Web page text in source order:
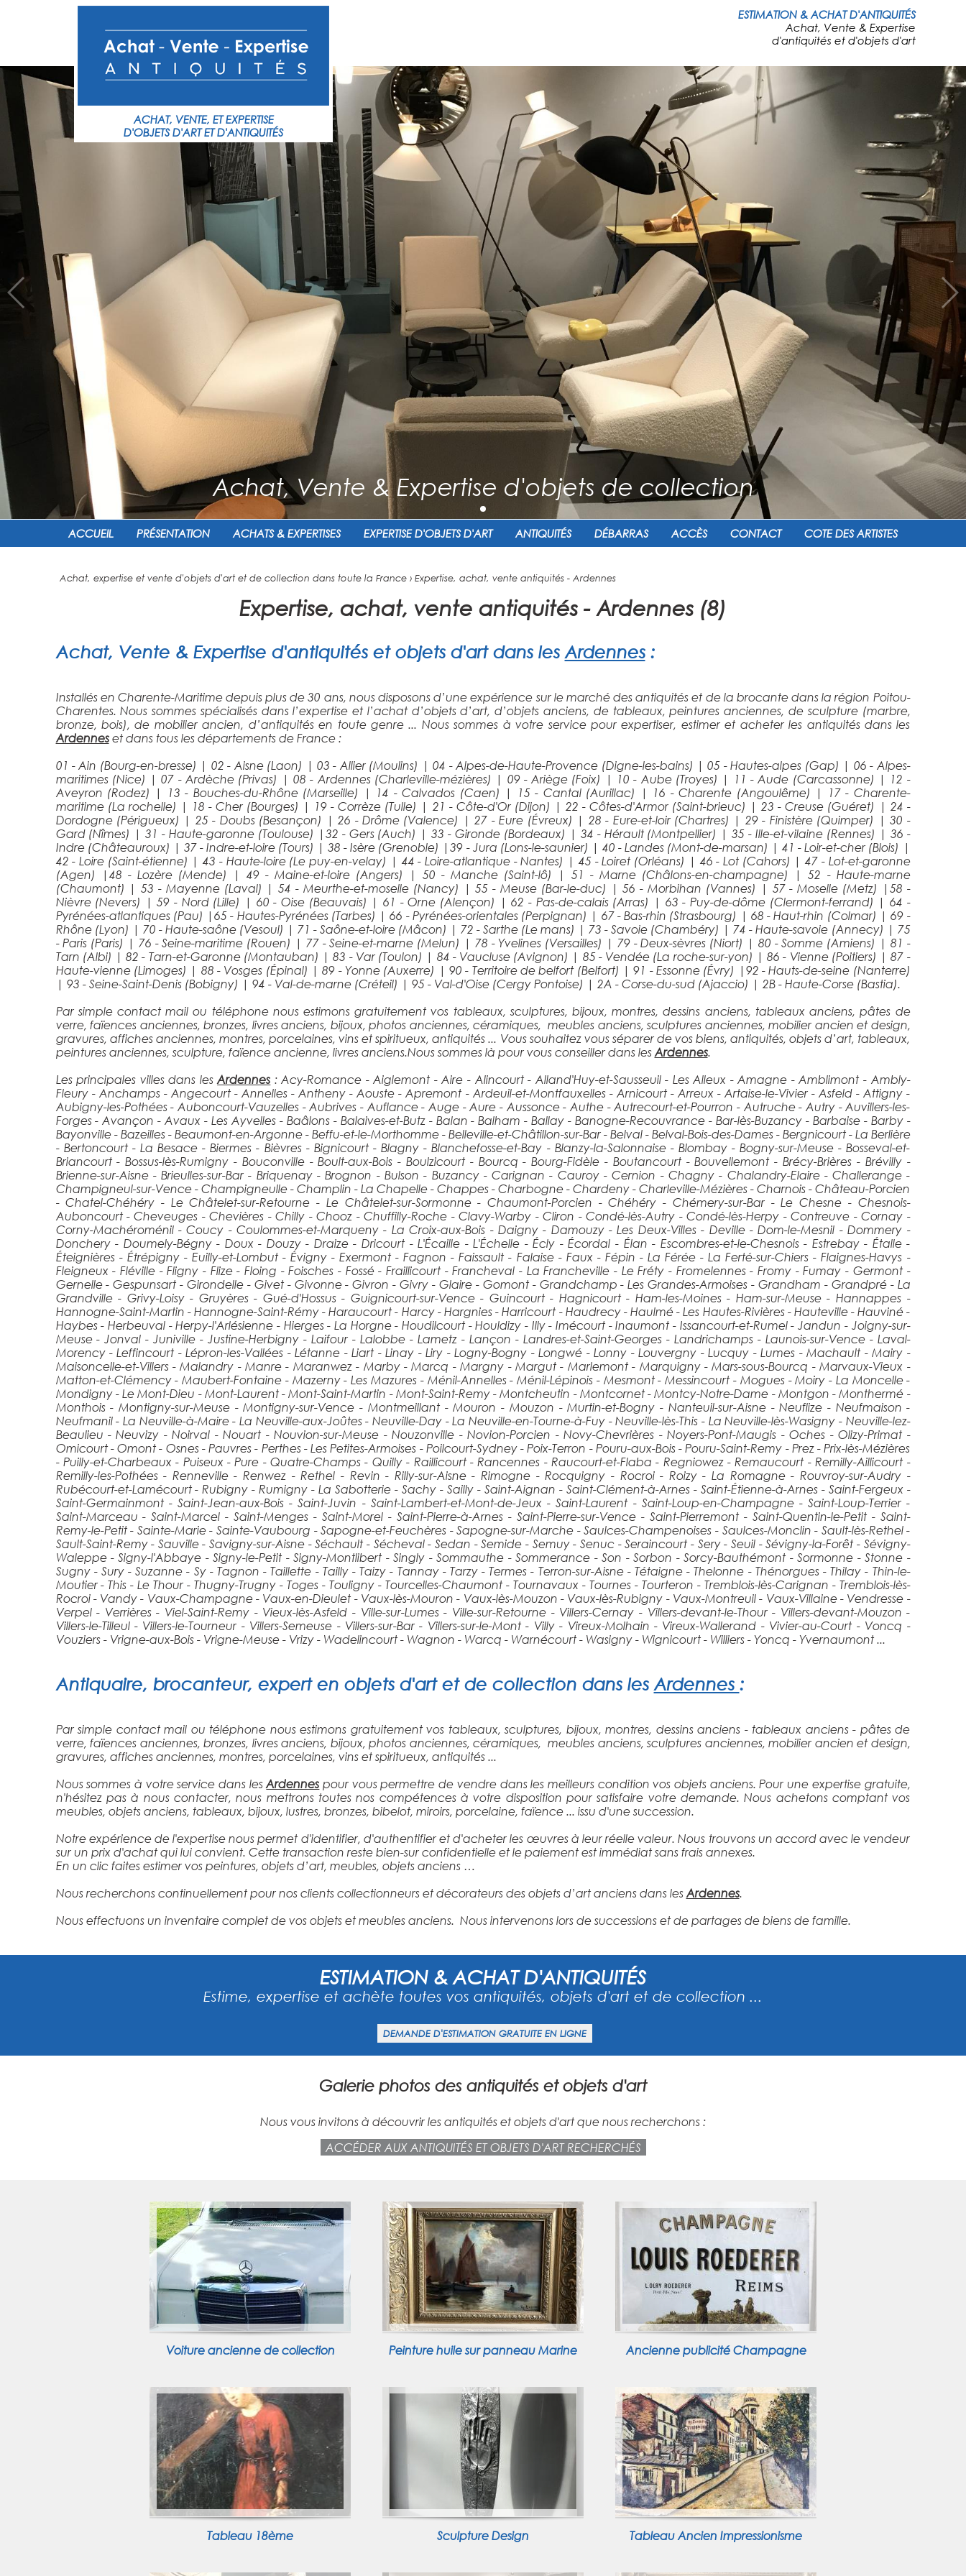
ESTIMATION & ACHAT D'ANTIQUITÉS
Achat, Vente & Expertise
d'antiquités et d'objets d'art
ACHAT, VENTE, ET EXPERTISE
D'OBJETS D'ART ET D'ANTIQUITÉS
Achat, Vente & Expertise d'objets de collection
ACCUEIL PRÉSENTATION ACHATS & EXPERTISES EXPERTISE D'OBJETS D'ART ANTIQUITÉS DÉBARRAS ACCÈS CONTACT COTE DES ARTISTES
Achat, expertise et vente d'objets d'art et de collection dans toute la France› Expertise, achat, vente antiquités - Ardennes
Expertise, achat, vente antiquités - Ardennes (8)
Achat, Vente & Expertise d'antiquités et objets d'art dans les Ardennes:
Installés en Charente-Maritime depuis plus de 30 ans, nous disposons d’une expérience sur le marché des antiquités et de la brocante dans la région Poitou-
Charentes. Nous sommes spécialisés dans l’expertise et l’achat d’objets d’art, d’objets anciens, de tableaux, peintures anciennes, de sculpture (marbre,
bronze, bois), de mobilier ancien, d’antiquités en toute genre ... Nous sommes à votre service pour expertiser, estimer et acheter les antiquités dans les
Ardenneset dans tous les départements de France :
01 - Ain (Bourg-en-bresse) | 02 - Aisne (Laon) | 03 - Allier (Moulins) | 04 - Alpes-de-Haute-Provence (Digne-les-bains) | 05 - Hautes-alpes (Gap) | 06 - Alpes-
maritimes (Nice) |07 - Ardèche (Privas) | 08 - Ardennes (Charleville-mézières) | 09 - Ariège (Foix) | 10 - Aube (Troyes) | 11 - Aude (Carcassonne) |
12 -
Aveyron (Rodez)
| 13 - Bouches-du-Rhône (Marseille) | 14 - Calvados (Caen) | 15 - Cantal (Aurillac) | 16 - Charente (Angoulême) |
17 - Charente-
maritime (La rochelle) | 18 - Cher (Bourges) | 19 - Corrèze (Tulle) | 21 - Côte-d'Or (Dijon) | 22 - Côtes-d'Armor (Saint-brieuc) | 23 - Creuse (Guéret) | 24 -
Dordogne (Périgueux) | 25 - Doubs (Besançon) | 26 - Drôme (Valence) | 27 - Eure (Évreux) | 28 - Eure-et-loir (Chartres) | 29 - Finistère (Quimper) |30 -
Gard (Nîmes) |31 - Haute-garonne (Toulouse) | 32 - Gers (Auch) |33 - Gironde (Bordeaux) | 34 - Hérault (Montpellier) |35 - Ille-et-vilaine (Rennes) | 36 -
Indre (Châteauroux) | 37 - Indre-et-loire (Tours) |38 - Isère (Grenoble) |39 - Jura (Lons-le-saunier) |40 - Landes (Mont-de-marsan) |41 - Loir-et-cher (Blois) |
42 - Loire (Saint-étienne) |43 - Haute-loire (Le puy-en-velay) |44 - Loire-atlantique - Nantes) |45 - Loiret (Orléans) |46 - Lot (Cahors) |47 - Lot-et-garonne
(Agen)
|48 - Lozère (Mende) |49 - Maine-et-loire (Angers) |50 - Manche (Saint-lô) |51 - Marne (Châlons-en-champagne) |52 - Haute-marne
(Chaumont) |53 - Mayenne (Laval) |54 - Meurthe-et-moselle (Nancy) |55 - Meuse (Bar-le-duc) |56 - Morbihan (Vannes) | 57 - Moselle (Metz) | 58 -
Nièvre (Nevers)
|59 - Nord (Lille) | 60 - Oise (Beauvais) |61 - Orne (Alençon) |62 - Pas-de-calais (Arras) | 63 - Puy-de-dôme (Clermont-ferrand) | 64 -
Pyrénées-atlantiques (Pau) |65 - Hautes-Pyrénées (Tarbes) |66 - Pyrénées-orientales (Perpignan) | 67 - Bas-rhin (Strasbourg) | 68 - Haut-rhin (Colmar) |69 -
Rhône (Lyon) | 70 - Haute-saône (Vesoul) | 71 - Saône-et-loire (Mâcon) | 72 - Sarthe (Le mans) | 73 - Savoie (Chambéry) | 74 - Haute-savoie (Annecy) | 75
- Paris (Paris) | 76 - Seine-maritime (Rouen) | 77 - Seine-et-marne (Melun) | 78 - Yvelines (Versailles) | 79 - Deux-sèvres (Niort) | 80 - Somme (Amiens) | 81 -
Tarn (Albi) |82 - Tarn-et-Garonne (Montauban) |83 - Var (Toulon) | 84 - Vaucluse (Avignon) | 85 - Vendée (La roche-sur-yon) |86 - Vienne (Poitiers) |87 -
Haute-vienne (Limoges) | 88 - Vosges (Épinal) |89 - Yonne (Auxerre) | 90 - Territoire de belfort (Belfort) |91 - Essonne (Évry) | 92 - Hauts-de-seine (Nanterre)
| 93 - Seine-Saint-Denis (Bobigny) | 94 - Val-de-marne (Créteil) | 95 - Val-d'Oise (Cergy Pontoise) | 2A - Corse-du-sud (Ajaccio) | 2B - Haute-Corse (Bastia).
Par simple contact mail ou téléphone nous estimons gratuitement vos tableaux, sculptures, bijoux, montres, dessins anciens, tableaux anciens, pâtes de
verre, faïences anciennes, bronzes, livres anciens, bijoux, photos anciennes, céramiques, meubles anciens, sculptures anciennes, mobilier ancien et design,
gravures, affiches anciennes, montres, porcelaines, vins et spiritueux, antiquités ... Vous souhaitez vous séparer de vos biens, antiquités, objets d’art, tableaux,
peintures anciennes, sculpture, faïence ancienne, livres anciens.Nous sommes là pour vous conseiller dans les Ardennes.
Les principales villes dans lesArdennes : Acy-Romance - Aiglemont - Aire - Alincourt - Alland'Huy-et-Sausseuil - Les Alleux - Amagne - Amblimont - Ambly-
Fleury - Anchamps - Angecourt - Annelles - Antheny - Aouste - Apremont - Ardeuil-et-Montfauxelles - Arnicourt - Arreux - Artaise-le-Vivier - Asfeld - Attigny -
Aubigny-les-Pothées - Auboncourt-Vauzelles - Aubrives - Auflance - Auge - Aure - Aussonce - Authe - Autrecourt-et-Pourron - Autruche - Autry - Auvillers-les-
Forges - Avançon - Avaux - Les Ayvelles - Baâlons - Balaives-et-Butz - Balan - Balham - Ballay - Banogne-Recouvrance - Bar-lès-Buzancy - Barbaise - Barby -
Bayonville - Bazeilles - Beaumont-en-Argonne - Beffu-et-le-Morthomme - Belleville-et-Châtillon-sur-Bar - Belval - Belval-Bois-des-Dames - Bergnicourt - La Berlière
- Bertoncourt - La Besace - Biermes - Bièvres - Bignicourt - Blagny - Blanchefosse-et-Bay - Blanzy-la-Salonnaise - Blombay - Bogny-sur-Meuse - Bosseval-et-
Briancourt - Bossus-lès-Rumigny - Bouconville - Boult-aux-Bois - Boulzicourt - Bourcq - Bourg-Fidèle - Boutancourt - Bouvellemont - Brécy-Brières - Brévilly -
Brienne-sur-Aisne - Brieulles-sur-Bar - Briquenay - Brognon - Bulson - Buzancy - Carignan - Cauroy - Cernion - Chagny - Chalandry-Elaire - Challerange -
Champigneul-sur-Vence - Champigneulle - Champlin - La Chapelle - Chappes - Charbogne - Chardeny - Charleville-Mézières - Charnois - Château-Porcien
- Chatel-Chéhéry - Le Châtelet-sur-Retourne - Le Châtelet-sur-Sormonne - Chaumont-Porcien - Chéhéry - Chémery-sur-Bar - Le Chesne - Chesnois-
Auboncourt - Cheveuges - Chevières - Chilly - Chooz - Chuffilly-Roche - Clavy-Warby - Cliron - Condé-lès-Autry - Condé-lès-Herpy - Contreuve - Cornay -
Corny-Machéroménil - Coucy - Coulommes-et-Marqueny - La Croix-aux-Bois - Daigny - Damouzy - Les Deux-Villes - Deville - Dom-le-Mesnil - Dommery -
Donchery - Doumely-Bégny - Doux - Douzy - Draize - Dricourt - L'Écaille - L'Échelle - Écly - Écordal - Élan - Escombres-et-le-Chesnois - Estrebay - Étalle -
Éteignières - Étrépigny - Euilly-et-Lombut - Évigny - Exermont - Fagnon - Faissault - Falaise - Faux - Fépin - La Férée - La Ferté-sur-Chiers - Flaignes-Havys -
Fleigneux - Fléville - Fligny - Flize - Floing - Foisches - Fossé - Fraillicourt - Francheval - La Francheville - Le Fréty - Fromelennes - Fromy - Fumay - Germont -
Gernelle - Gespunsart - Girondelle - Givet - Givonne - Givron - Givry - Glaire - Gomont - Grandchamp - Les Grandes-Armoises - Grandham - Grandpré - La
Grandville - Grivy-Loisy - Gruyères - Gué-d'Hossus - Guignicourt-sur-Vence - Guincourt - Hagnicourt - Ham-les-Moines - Ham-sur-Meuse - Hannappes -
Hannogne-Saint-Martin - Hannogne-Saint-Rémy - Haraucourt - Harcy - Hargnies - Harricourt - Haudrecy - Haulmé - Les Hautes-Rivières - Hauteville - Hauviné -
Haybes - Herbeuval - Herpy-l'Arlésienne - Hierges - La Horgne - Houdilcourt - Houldizy - Illy - Imécourt - Inaumont - Issancourt-et-Rumel - Jandun - Joigny-sur-
Meuse - Jonval - Juniville - Justine-Herbigny - Laifour - Lalobbe - Lametz - Lançon - Landres-et-Saint-Georges - Landrichamps - Launois-sur-Vence - Laval-
Morency - Leffincourt - Lépron-les-Vallées - Létanne - Liart - Linay - Liry - Logny-Bogny - Longwé - Lonny - Louvergny - Lucquy - Lumes - Machault - Mairy -
Maisoncelle-et-Villers - Malandry - Manre - Maranwez - Marby - Marcq - Margny - Margut - Marlemont - Marquigny - Mars-sous-Bourcq - Marvaux-Vieux -
Matton-et-Clémency - Maubert-Fontaine - Mazerny - Les Mazures - Ménil-Annelles - Ménil-Lépinois - Mesmont - Messincourt - Mogues - Moiry - La Moncelle -
Mondigny - Le Mont-Dieu - Mont-Laurent - Mont-Saint-Martin - Mont-Saint-Remy - Montcheutin - Montcornet - Montcy-Notre-Dame - Montgon - Monthermé -
Monthois - Montigny-sur-Meuse - Montigny-sur-Vence - Montmeillant - Mouron - Mouzon - Murtin-et-Bogny - Nanteuil-sur-Aisne - Neuflize - Neufmaison -
Neufmanil - La Neuville-à-Maire - La Neuville-aux-Joûtes - Neuville-Day - La Neuville-en-Tourne-à-Fuy - Neuville-lès-This - La Neuville-lès-Wasigny - Neuville-lez-
Beaulieu - Neuvizy - Noirval - Nouart - Nouvion-sur-Meuse - Nouzonville - Novion-Porcien - Novy-Chevrières - Noyers-Pont-Maugis - Oches - Olizy-Primat -
Omicourt - Omont - Osnes - Pauvres - Perthes - Les Petites-Armoises - Poilcourt-Sydney - Poix-Terron - Pouru-aux-Bois - Pouru-Saint-Remy - Prez - Prix-lès-Mézières
- Puilly-et-Charbeaux - Puiseux - Pure - Quatre-Champs - Quilly - Raillicourt - Rancennes - Raucourt-et-Flaba - Regniowez - Remaucourt - Remilly-Aillicourt -
Remilly-les-Pothées - Renneville - Renwez - Rethel - Revin - Rilly-sur-Aisne - Rimogne - Rocquigny - Rocroi - Roizy - La Romagne - Rouvroy-sur-Audry -
Rubécourt-et-Lamécourt - Rubigny - Rumigny - La Sabotterie - Sachy - Sailly - Saint-Aignan - Saint-Clément-à-Arnes - Saint-Étienne-à-Arnes - Saint-Fergeux -
Saint-Germainmont - Saint-Jean-aux-Bois - Saint-Juvin - Saint-Lambert-et-Mont-de-Jeux - Saint-Laurent - Saint-Loup-en-Champagne - Saint-Loup-Terrier -
Saint-Marceau - Saint-Marcel - Saint-Menges - Saint-Morel - Saint-Pierre-à-Arnes - Saint-Pierre-sur-Vence - Saint-Pierremont - Saint-Quentin-le-Petit - Saint-
Remy-le-Petit - Sainte-Marie - Sainte-Vaubourg - Sapogne-et-Feuchères - Sapogne-sur-Marche - Saulces-Champenoises - Saulces-Monclin - Sault-lès-Rethel -
Sault-Saint-Remy - Sauville - Savigny-sur-Aisne - Séchault - Sécheval - Sedan - Semide - Semuy - Senuc - Seraincourt - Sery - Seuil - Sévigny-la-Forêt - Sévigny-
Waleppe - Signy-l'Abbaye - Signy-le-Petit - Signy-Montlibert - Singly - Sommauthe - Sommerance - Son - Sorbon - Sorcy-Bauthémont - Sormonne - Stonne -
Sugny - Sury - Suzanne - Sy - Tagnon - Taillette - Tailly - Taizy - Tannay - Tarzy - Termes - Terron-sur-Aisne - Tétaigne - Thelonne - Thénorgues - Thilay - Thin-le-
Moutier - This - Le Thour - Thugny-Trugny - Toges - Touligny - Tourcelles-Chaumont - Tournavaux - Tournes - Tourteron - Tremblois-lès-Carignan - Tremblois-lès-
Rocroi - Vandy - Vaux-Champagne - Vaux-en-Dieulet - Vaux-lès-Mouron - Vaux-lès-Mouzon - Vaux-lès-Rubigny - Vaux-Montreuil - Vaux-Villaine - Vendresse -
Verpel - Verrières - Viel-Saint-Remy - Vieux-lès-Asfeld - Ville-sur-Lumes - Ville-sur-Retourne - Villers-Cernay - Villers-devant-le-Thour - Villers-devant-Mouzon -
Villers-le-Tilleul - Villers-le-Tourneur - Villers-Semeuse - Villers-sur-Bar - Villers-sur-le-Mont - Villy - Vireux-Molhain - Vireux-Wallerand - Vivier-au-Court - Voncq -
Vouziers - Vrigne-aux-Bois - Vrigne-Meuse - Vrizy - Wadelincourt - Wagnon - Warcq - Warnécourt - Wasigny - Wignicourt - Williers - Yoncq - Yvernaumont ...
Antiquaire, brocanteur, expert en objets d'art et de collection dans les Ardennes :
Par simple contact mail ou téléphone nous estimons gratuitement vos tableaux, sculptures, bijoux, montres, dessins anciens - tableaux anciens - pâtes de
verre, faïences anciennes, bronzes, livres anciens, bijoux, photos anciennes, céramiques, meubles anciens, sculptures anciennes, mobilier ancien et design,
gravures, affiches anciennes, montres, porcelaines, vins et spiritueux, antiquités ...
Nous sommes à votre service dans lesArdennes pour vous permettre de vendre dans les meilleurs condition vos objets anciens. Pour une expertise gratuite,
n'hésitez pas à nous contacter, nous mettrons toutes nos compétences à votre disposition pour satisfaire votre demande. Nous achetons comptant vos
meubles, objets anciens, tableaux, bijoux, lustres, bronzes, bibelot, miroirs, porcelaine, faïence ... issu d'une succession.
Notre expérience de l'expertise nous permet d'identifier, d'authentifier et d'acheter les œuvres à leur réelle valeur. Nous trouvons un accord avec le vendeur
sur un prix d'achat qui lui convient. Cette transaction reste bien-sur confidentielle et le paiement est immédiat sans frais annexes.
En un clic faites estimer vos peintures, objets d’art, meubles, objets anciens …
Nous recherchons continuellement pour nos clients collectionneurs et décorateurs des objets d’art anciens dans les Ardennes.
Nous effectuons un inventaire complet de vos objets et meubles anciens. Nous intervenons lors de successions et de partages de biens de famille.
ESTIMATION & ACHAT D'ANTIQUITÉS
Estime, expertise et achète toutes vos antiquités, objets d'art et de collection ...
DEMANDE D'ESTIMATION GRATUITE EN LIGNE
Galerie photos des antiquités et objets d'art
Nous vous invitons à découvrir les antiquités et objets d'art que nous recherchons :
ACCÉDER AUX ANTIQUITÉS ET OBJETS D'ART RECHERCHÉS
Voiture ancienne de collection Peinture huile sur panneau Marine Ancienne publicité Champagne
Tableau 18ème Sculpture Design Tableau Ancien Impressionisme